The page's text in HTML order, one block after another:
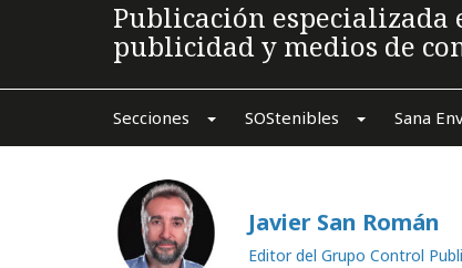
Publicación especializada
publicidad y medios de
Secciones SOStenibles Sana
Javier San Román
Editor del Grupo Control